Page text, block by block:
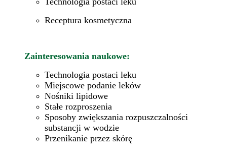
Receptura kosmetyczna
Zainteresowania naukowe:
Technologia postaci leku
Miejscowe podanie leków
Nośniki lipidowe
Stałe rozproszenia
Sposoby zwiększania rozpuszczalności
substancji w wodzie
Przenikanie przez skórę